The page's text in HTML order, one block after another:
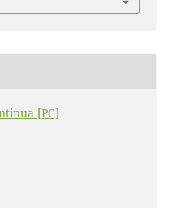
[PC]